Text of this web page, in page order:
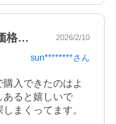
シンプルデザインだったのでこの価格で購… 2026/2/10
sun********さん
入できたのはよ
あると嬉しいで
まくってます。